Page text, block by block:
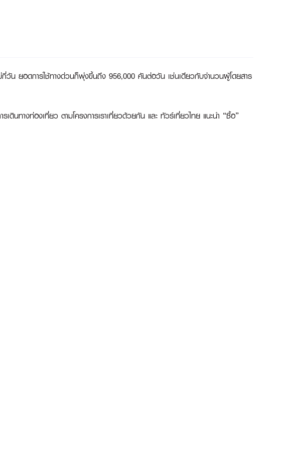
น ยอดการใช้ทางด่วนก็พุ่งขึ้นถึง 956,000 คันต่อวัน เช่นเดียวกับจำนวนผู้โดยสาร
ดินทางท่องเที่ยว ตามโครงการเราเที่ยวด้วยกัน และ ทัวร์เที่ยวไทย แนะนำ “ซื้อ”